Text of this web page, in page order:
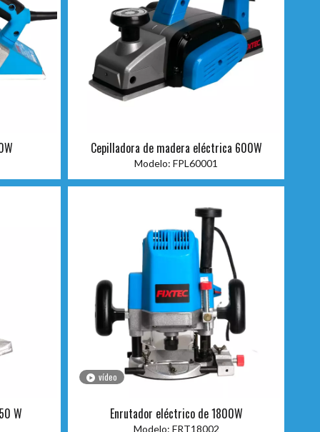
Cepilladora de madera eléctrica 600W
Modelo: FPL60001
W
vídeo
Enrutador eléctrico de 1800W
Modelo: FRT18002